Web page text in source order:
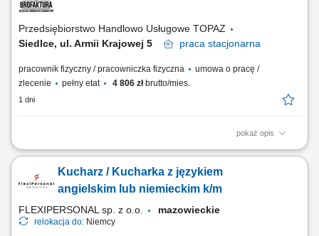
doskonałego smaku potraw. Koordynowanie codziennych procesów na
Przedsiębiorstwo Handlowo Usługowe TOPAZ
Siedlce, ul. Armii Krajowej 5
praca stacjonarna
pracownik fizyczny / pracowniczka fizyczna
umowa o pracę /
zlecenie
pełny etat 4 806 złbrutto/mies.
1 dni
pokaż opis
Twoje główne zadania: przygotowywanie potraw zgodnie z recepturą i
pozostałym zespołem Restauracji; utrzymywanie optymalnego poziomu
produkcji dań i współpraca przy zamawianiu produktów; dbanie o
Kucharz / Kucharka z językiem
angielskim lub niemieckim k/m
FLEXIPERSONAL sp. z o.o. mazowieckie
relokacja do: Niemcy